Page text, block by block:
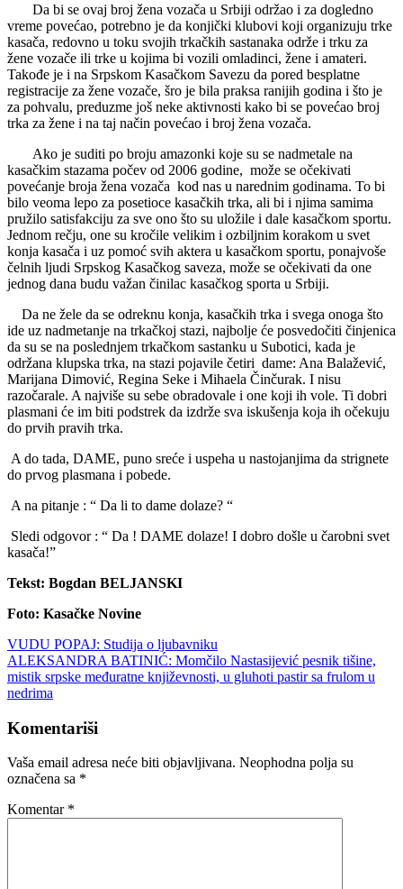
Da bi se ovaj broj žena vozača u Srbiji održao i za dogledno
vreme povećao, potrebno je da konjički klubovi koji organizuju trke
kasača, redovno u toku svojih trkačkih sastanaka održe i trku za
žene vozače ili trke u kojima bi vozili omladinci, žene i amateri.
Takođe je i na Srpskom Kasačkom Savezu da pored besplatne
registracije za žene vozače, šro je bila praksa ranijih godina i što je
za pohvalu, preduzme još neke aktivnosti kako bi se povećao broj
trka za žene i na taj način povećao i broj žena vozača.
Ako je suditi po broju amazonki koje su se nadmetale na
kasačkim stazama počev od 2006 godine, može se očekivati
povećanje broja žena vozača kod nas u narednim godinama. To bi
bilo veoma lepo za posetioce kasačkih trka, ali bi i njima samima
pružilo satisfakciju za sve ono što su uložile i dale kasačkom sportu.
Jednom rečju, one su kročile velikim i ozbiljnim korakom u svet
konja kasača i uz pomoć svih aktera u kasačkom sportu, ponajvoše
čelnih ljudi Srpskog Kasačkog saveza, može se očekivati da one
jednog dana budu važan činilac kasačkog sporta u Srbiji.
Da ne žele da se odreknu konja, kasačkih trka i svega onoga što
ide uz nadmetanje na trkačkoj stazi, najbolje će posvedočiti činjenica
da su se na poslednjem trkačkom sastanku u Subotici, kada je
održana klupska trka, na stazi pojavile četiri dame: Ana Balažević,
Marijana Dimović, Regina Seke i Mihaela Činčurak. I nisu
razočarale. A najviše su sebe obradovale i one koji ih vole. Ti dobri
plasmani će im biti podstrek da izdrže sva iskušenja koja ih očekuju
do prvih pravih trka.
A do tada, DAME, puno sreće i uspeha u nastojanjima da strignete
do prvog plasmana i pobede.
A na pitanje : “ Da li to dame dolaze? “
Sledi odgovor : “ Da ! DAME dolaze! I dobro došle u čarobni svet
kasača!”
Tekst: Bogdan BELJANSKI
Foto: Kasačke Novine
Navigacija
članaka
VUDU POPAJ: Studija o ljubavniku
ALEKSANDRA BATINIĆ: Momčilo Nastasijević pesnik tišine,
mistik srpske međuratne književnosti, u gluhoti pastir sa frulom u
nedrima
Komentariši
Vaša email adresa neće biti objavljivana. Neophodna polja su
označena sa *
Komentar *